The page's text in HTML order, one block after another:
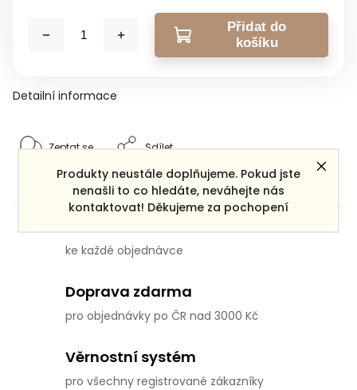
Produkty neustále doplňujeme. Pokud jste
nenašli to co hledáte, neváhejte nás
kontaktovat! Děkujeme za pochopení
Přidat do
košíku
Detailní informace
Zeptat se Sdílet
ke každé objednávce
Doprava zdarma
pro objednávky po ČR nad 3000 Kč
Věrnostní systém
pro všechny registrované zákazníky